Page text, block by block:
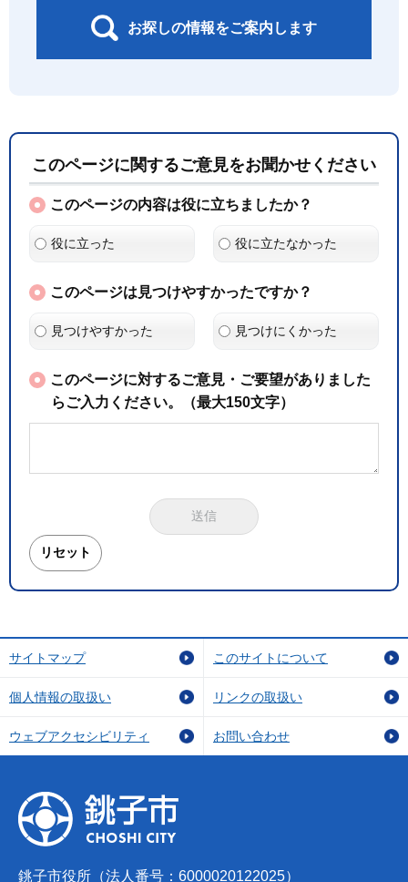
お探しの情報をご案内します
このページに関するご意見をお聞かせください
このページの内容は役に立ちましたか？
役に立った 役に立たなかった
このページは見つけやすかったですか？
見つけやすかった 見つけにくかった
このページに対するご意見・ご要望がありました
らご入力ください。（最大150文字）
サイトマップ このサイトについて
個人情報の取扱い リンクの取扱い
ウェブアクセシビリティ お問い合わせ
銚子市役所（法人番号：6000020122025）